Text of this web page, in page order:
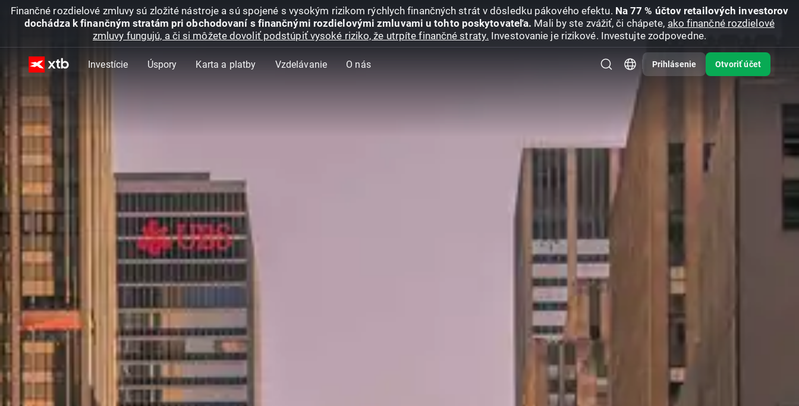
Finančné rozdielové zmluvy sú zložité nástroje a sú spojené s vysokým rizikom rýchlych finančných strát v dôsledku pákového efektu. Na 77 % účtov retailových investorov
dochádza k finančným stratám pri obchodovaní s finančnými rozdielovými zmluvami u tohto poskytovateľa. Mali by ste zvážiť, či chápete, ako finančné rozdielové
zmluvy fungujú, a či si môžete dovoliť podstúpiť vysoké riziko, že utrpíte finančné straty. Investovanie je rizikové. Investujte zodpovedne.
Investície Úspory Karta a platby Vzdelávanie O nás Prihlásenie Otvoriť účet